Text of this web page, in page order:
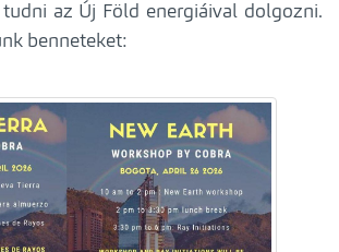
az Új Föld energiáival dolgozni.
benneteket: